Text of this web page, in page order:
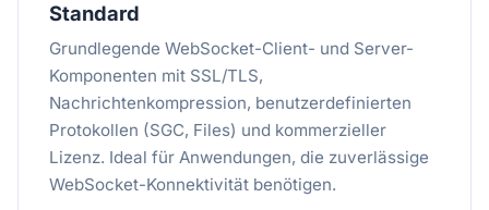
Standard
Grundlegende WebSocket-Client- und Server-
Komponenten mit SSL/TLS,
Nachrichtenkompression, benutzerdefinierten
Protokollen (SGC, Files) und kommerzieller
Lizenz. Ideal für Anwendungen, die zuverlässige
WebSocket-Konnektivität benötigen.